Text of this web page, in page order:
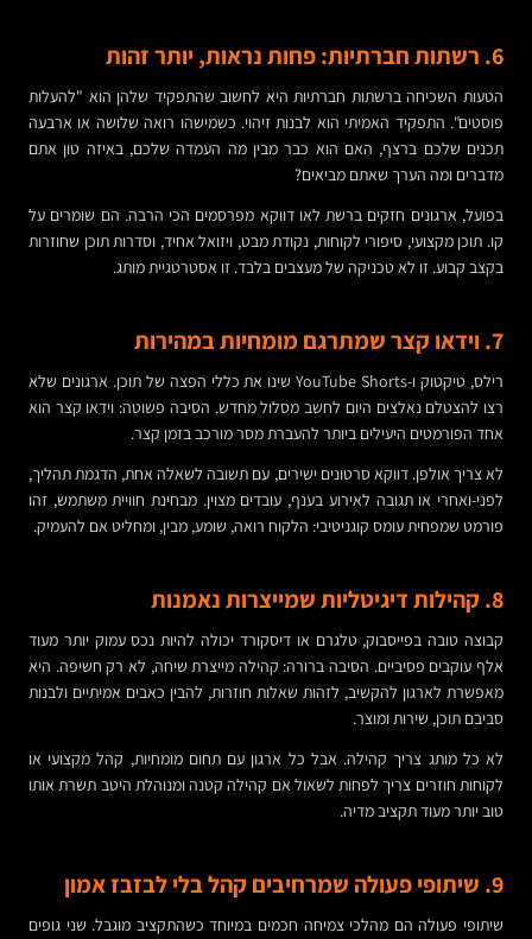
6. רשתות חברתיות: פחות נראות, יותר זהות
הטעות השכיחה ברשתות חברתיות היא לחשוב שהתפקיד שלהן הוא "להעלות
פוסטים". התפקיד האמיתי הוא לבנות זיהוי. כשמישהו רואה שלושה או ארבעה
תכנים שלכם ברצף, האם הוא כבר מבין מה העמדה שלכם, באיזה טון אתם
מדברים ומה הערך שאתם מביאים?
בפועל, ארגונים חזקים ברשת לאו דווקא מפרסמים הכי הרבה. הם שומרים על
קו. תוכן מקצועי, סיפורי לקוחות, נקודת מבט, ויזואל אחיד, וסדרות תוכן שחוזרות
בקצב קבוע. זו לא טכניקה של מעצבים בלבד. זו אסטרטגיית מותג.
7. וידאו קצר שמתרגם מומחיות במהירות
רילס, טיקטוק ו-YouTube Shorts שינו את כללי הפצה של תוכן. ארגונים שלא
רצו להצטלם נאלצים היום לחשב מסלול מחדש. הסיבה פשוטה: וידאו קצר הוא
אחד הפורמטים היעילים ביותר להעברת מסר מורכב בזמן קצר.
לא צריך אולפן. דווקא סרטונים ישירים, עם תשובה לשאלה אחת, הדגמת תהליך,
לפני-ואחרי או תגובה לאירוע בענף, עובדים מצוין. מבחינת חוויית משתמש, זהו
פורמט שמפחית עומס קוגניטיבי: הלקוח רואה, שומע, מבין, ומחליט אם להעמיק.
8. קהילות דיגיטליות שמייצרות נאמנות
קבוצה טובה בפייסבוק, טלגרם או דיסקורד יכולה להיות נכס עמוק יותר מעוד
אלף עוקבים פסיביים. הסיבה ברורה: קהילה מייצרת שיחה, לא רק חשיפה. היא
מאפשרת לארגון להקשיב, לזהות שאלות חוזרות, להבין כאבים אמיתיים ולבנות
סביבם תוכן, שירות ומוצר.
לא כל מותג צריך קהילה. אבל כל ארגון עם תחום מומחיות, קהל מקצועי או
לקוחות חוזרים צריך לפחות לשאול אם קהילה קטנה ומנוהלת היטב תשרת אותו
טוב יותר מעוד תקציב מדיה.
9. שיתופי פעולה שמרחיבים קהל בלי לבזבז אמון
שיתופי פעולה הם מהלכי צמיחה חכמים במיוחד כשהתקציב מוגבל. שני גופים